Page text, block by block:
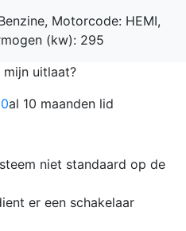
Motorcode: HEMI,
(kw): 295
uitlaat?
al 10 maanden lid
niet standaard op de
er een schakelaar